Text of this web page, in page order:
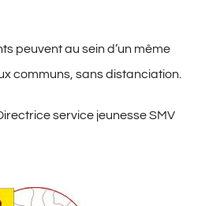
peuvent au sein d’un même
communs, sans distanciation.
service jeunesse SMV